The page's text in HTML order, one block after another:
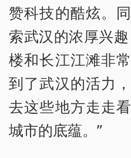
赞科技的酷炫。
索武汉的浓厚兴
楼和长江江滩非
到了武汉的活力
去这些地方走走
城市的底蕴。”